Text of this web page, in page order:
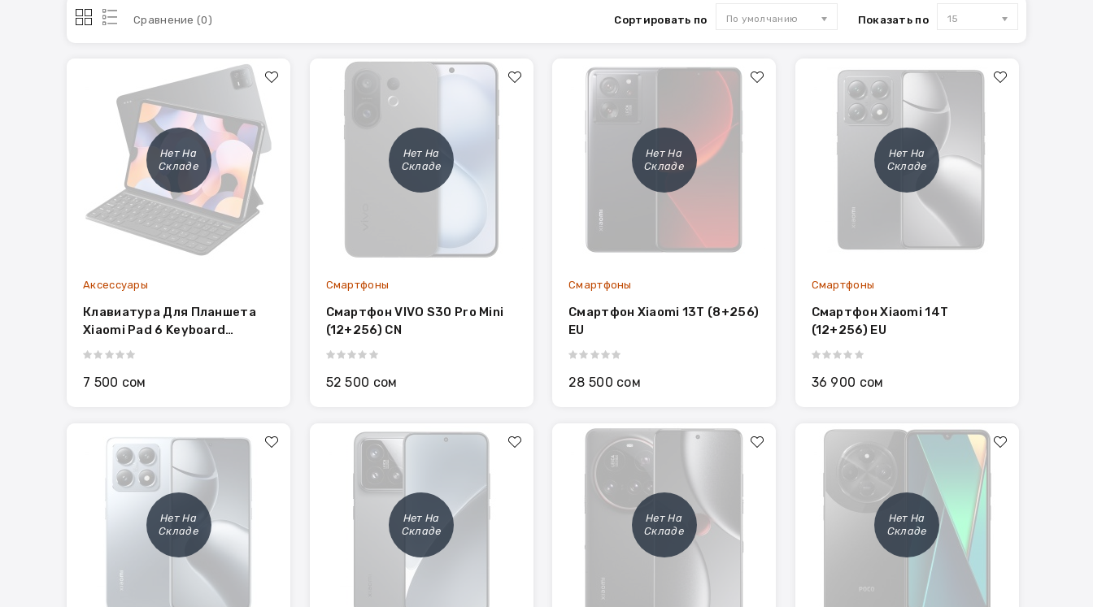
Сравнение (0) Сортировать по По умолчанию Показать по 15
Нет На
Складе
Аксессуары
Клавиатура Для Планшета
Xiaomi Pad 6 Keyboard
(23046KBD9S)
7 500 сом
Нет На
Складе
Смартфоны
Смартфон VIVO S30 Pro Mini
(12+256) CN
52 500 сом
Нет На
Складе
Смартфоны
Смартфон Xiaomi 13T (8+256)
EU
28 500 сом
Нет На
Складе
Смартфоны
Смартфон Xiaomi 14T
(12+256) EU
36 900 сом
Нет На
Складе
Нет На
Складе
Нет На
Складе
Нет На
Складе